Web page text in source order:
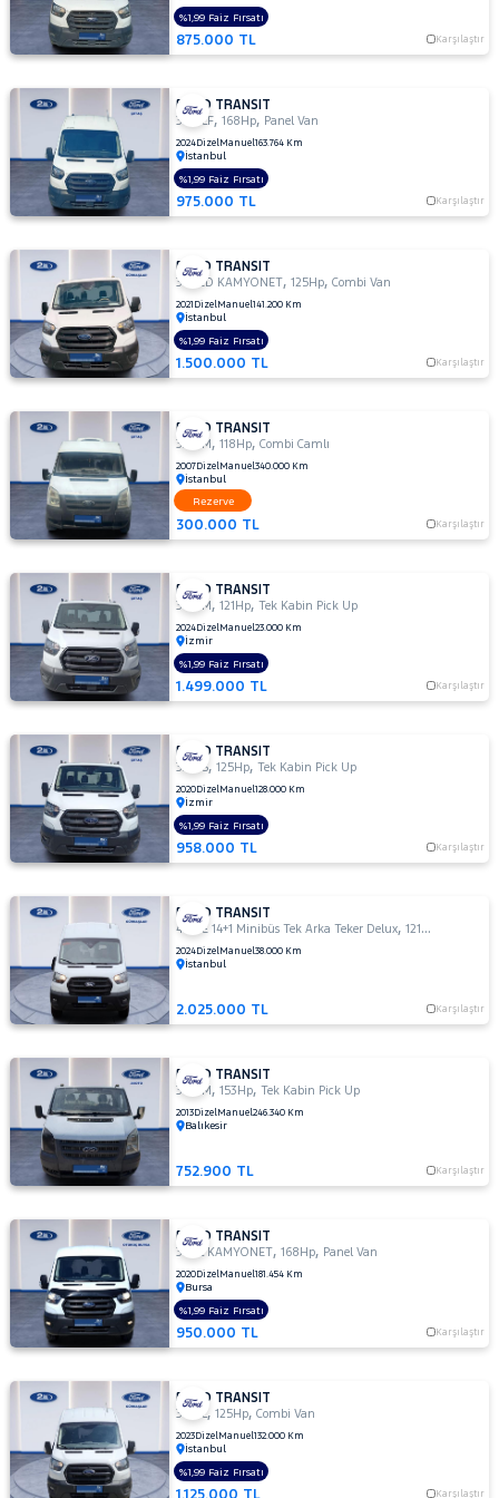
300
S
TD
330
M
330
S
330 S
KAMYONET
KAMYONET
350
E
350
ED
350
350
L
350 L
DURATORQ
ÇİFT KABİN
350
M
350
M
ÇİFT
KAMYONET
350
M
VAN
2.2
350
MF
VAN
350ED
KAMYONET
KAMYONET
410 L
MINIBUS
14+1 135
DELUX
410 L VAN
VAN
YÜKSEK
TAVAN
430 ED
EKSTRA
ÇIFT
ARKA
TEKER
440 E
875.000 TL Karşılaştır
%1,99 Faiz Fırsatı
FORD TRANSIT
350 LF,168Hp, Panel Van
2024DizelManuel163.764 Km
İstanbul
975.000 TL Karşılaştır
%1,99 Faiz Fırsatı
FORD TRANSIT
350ED KAMYONET,125Hp,Combi Van
2021 DizelManuel141.200 Km
İstanbul
1.500.000 TL Karşılaştır
%1,99 Faiz Fırsatı
FORD TRANSIT
330 M ,118Hp,Combi Camlı
2007DizelManuel340.000 Km
İstanbul
300.000 TL Karşılaştır
Rezerve
FORD TRANSIT
350 M ,121Hp,Tek Kabin Pick Up
2024DizelManuel23.000 Km
İzmir
1.499.000 TL Karşılaştır
%1,99 Faiz Fırsatı
FORD TRANSIT
330 S,125Hp,Tek Kabin Pick Up
2020DizelManuel128.000 Km
İzmir
958.000 TL Karşılaştır
%1,99 Faiz Fırsatı
FORD TRANSIT
440 E 14+1 Minibüs Tek Arka Teker Delux,121Hp
2024DizelManuel38.000 Km
İstanbul
2.025.000 TL Karşılaştır
FORD TRANSIT
350 M ,153Hp,Tek Kabin Pick Up
2013DizelManuel246.340 Km
Balıkesir
752.900 TL Karşılaştır
FORD TRANSIT
350L KAMYONET,168Hp, Panel Van
2020DizelManuel181.454 Km
Bursa
950.000 TL Karşılaştır
%1,99 Faiz Fırsatı
FORD TRANSIT
350 L,125Hp,Combi Van
2023DizelManuel132.000 Km
İstanbul
Karşılaştır
%1,99 Faiz Fırsatı